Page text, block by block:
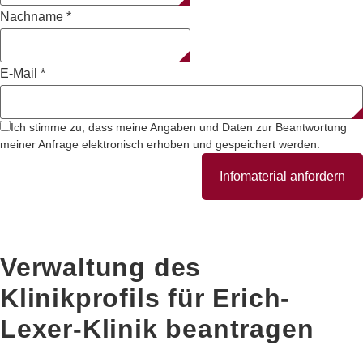
Nachname *
E-Mail *
Ich stimme zu, dass meine Angaben und Daten zur Beantwortung
meiner Anfrage elektronisch erhoben und gespeichert werden.
Infomaterial anfordern
Verwaltung des
Klinikprofils für Erich-
Lexer-Klinik beantragen